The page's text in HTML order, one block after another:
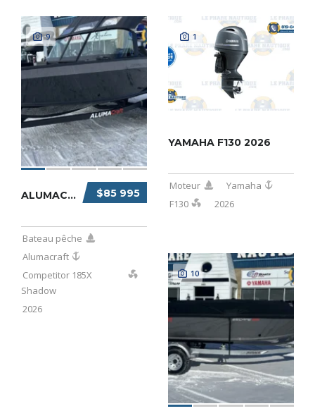
9
$85 995
ALUMACRAFT COMPETITOR 185X SHADOW 2026
Bateau pêche
Alumacraft
Competitor 185X
Shadow
2026
1
YAMAHA F130 2026
Moteur
Yamaha
F130
2026
10